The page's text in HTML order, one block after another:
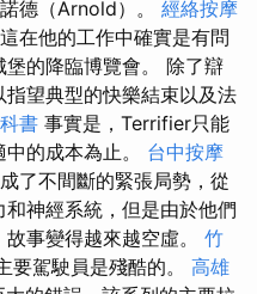
德（Arnold）。 經絡按摩
在他的工作中確實是有問
的降臨博覽會。 除了辯
望典型的快樂結束以及法
書 事實是，Terrifier只能
的成本為止。 台中按摩
了不間斷的緊張局勢，從
神經系統，但是由於他們
事變得越來越空虛。 竹
駕駛員是殘酷的。 高雄